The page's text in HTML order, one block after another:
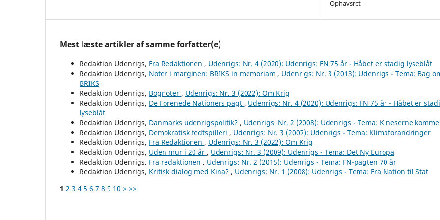
Ophavsret
Mest læste artikler af samme forfatter(e)
Redaktion Udenrigs, Fra Redaktionen , Udenrigs: Nr. 4 (2020): Udenrigs: FN 75 år - Håbet er stadig lyseblåt
Redaktion Udenrigs, Noter i marginen: BRIKS in memoriam , Udenrigs: Nr. 3 (2013): Udenrigs - Tema: Bag
BRIKS
Redaktion Udenrigs, Bognoter , Udenrigs: Nr. 3 (2022): Om Krig
Redaktion Udenrigs, De Forenede Nationers pagt , Udenrigs: Nr. 4 (2020): Udenrigs: FN 75 år - Håbet er
lyseblåt
Redaktion Udenrigs, Danmarks udenrigspolitik? , Udenrigs: Nr. 2 (2008): Udenrigs - Tema: Kineserne
Redaktion Udenrigs, Demokratisk fedtspilleri , Udenrigs: Nr. 3 (2007): Udenrigs - Tema: Klimaforandringer
Redaktion Udenrigs, Fra Redaktionen , Udenrigs: Nr. 3 (2022): Om Krig
Redaktion Udenrigs, Uden mur i 20 år , Udenrigs: Nr. 3 (2009): Udenrigs - Tema: Det Ny Europa
Redaktion Udenrigs, Fra redaktionen , Udenrigs: Nr. 2 (2015): Udenrigs - Tema: FN-pagten 70 år
Redaktion Udenrigs, Kritisk dialog med Kina? , Udenrigs: Nr. 1 (2008): Udenrigs - Tema: Fra Nation til Stat
1 2 3 4 5 6 7 8 9 10 > >>